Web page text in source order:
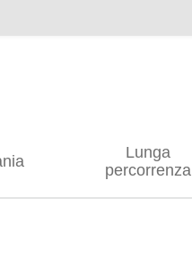
Lunga
percorrenza